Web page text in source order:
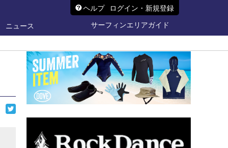
ヘルプ ログイン・新規登録
ニュース
サーフィンエリアガイド